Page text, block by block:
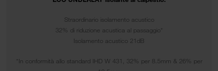
Straordinario isolamento acustico
32% di riduzione acustica al passaggio*
Isolamento acustico 21dB
*In conformità allo standard IHD W 431, 32% per 8.5mm & 26% per